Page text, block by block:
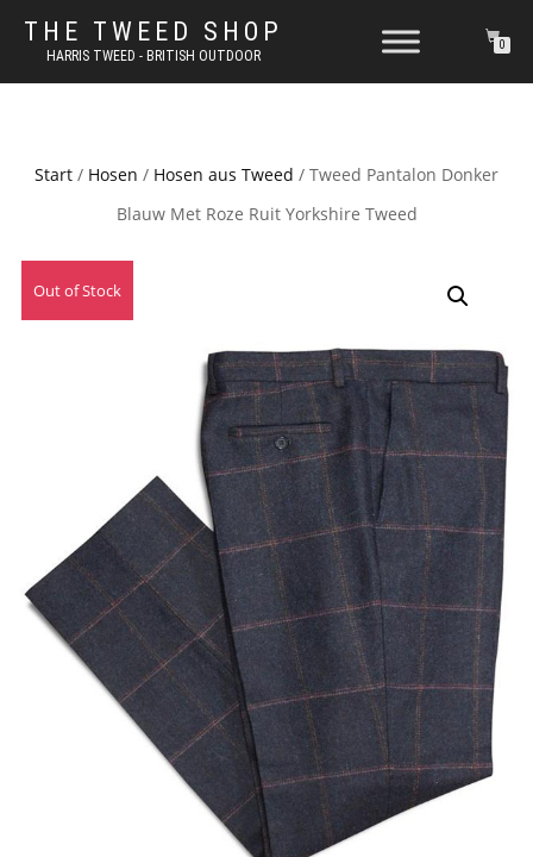
THE TWEED SHOP
HARRIS TWEED - BRITISH OUTDOOR
0
Start / Hosen / Hosen aus Tweed / Tweed Pantalon Donker
Blauw Met Roze Ruit Yorkshire Tweed
Out of Stock